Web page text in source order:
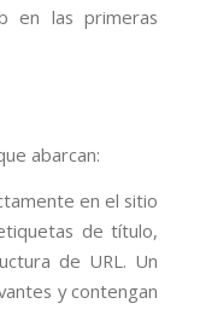
en las primeras
abarcan:
en el sitio
de título,
de URL. Un
y contengan